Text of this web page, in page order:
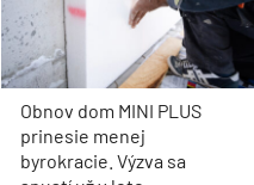
Obnov dom MINI PLUS
prinesie menej
byrokracie. Výzva sa